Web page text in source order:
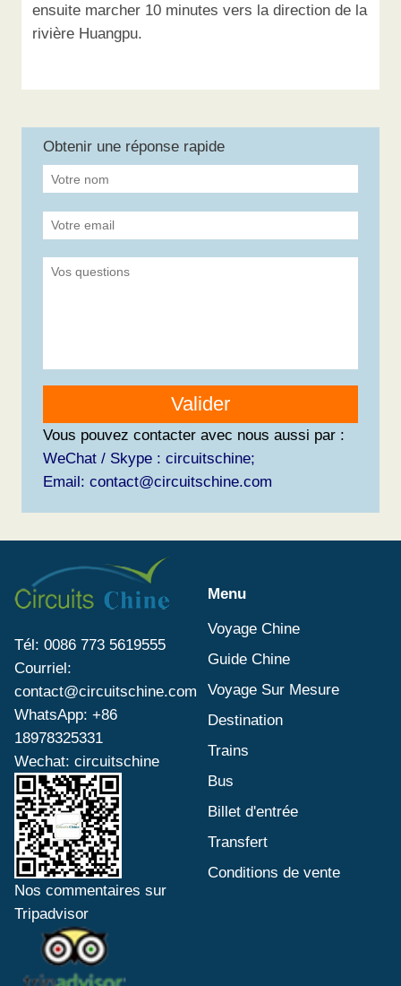
ensuite marcher 10 minutes vers la direction de la
rivière Huangpu.
Obtenir une réponse rapide
Valider
Vous pouvez contacter avec nous aussi par :
WeChat / Skype : circuitschine;
Email: contact@circuitschine.com
Tél: 0086 773 5619555
Courriel:
contact@circuitschine.com
WhatsApp: +86
18978325331
Wechat: circuitschine
Nos commentaires sur
Tripadvisor
Menu
Voyage Chine
Guide Chine
Voyage Sur Mesure
Destination
Trains
Bus
Billet d'entrée
Transfert
Conditions de vente